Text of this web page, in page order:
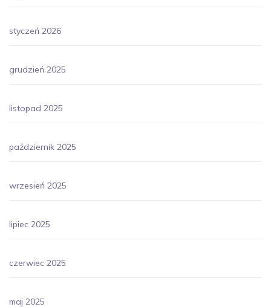
styczeń 2026
grudzień 2025
listopad 2025
październik 2025
wrzesień 2025
lipiec 2025
czerwiec 2025
maj 2025